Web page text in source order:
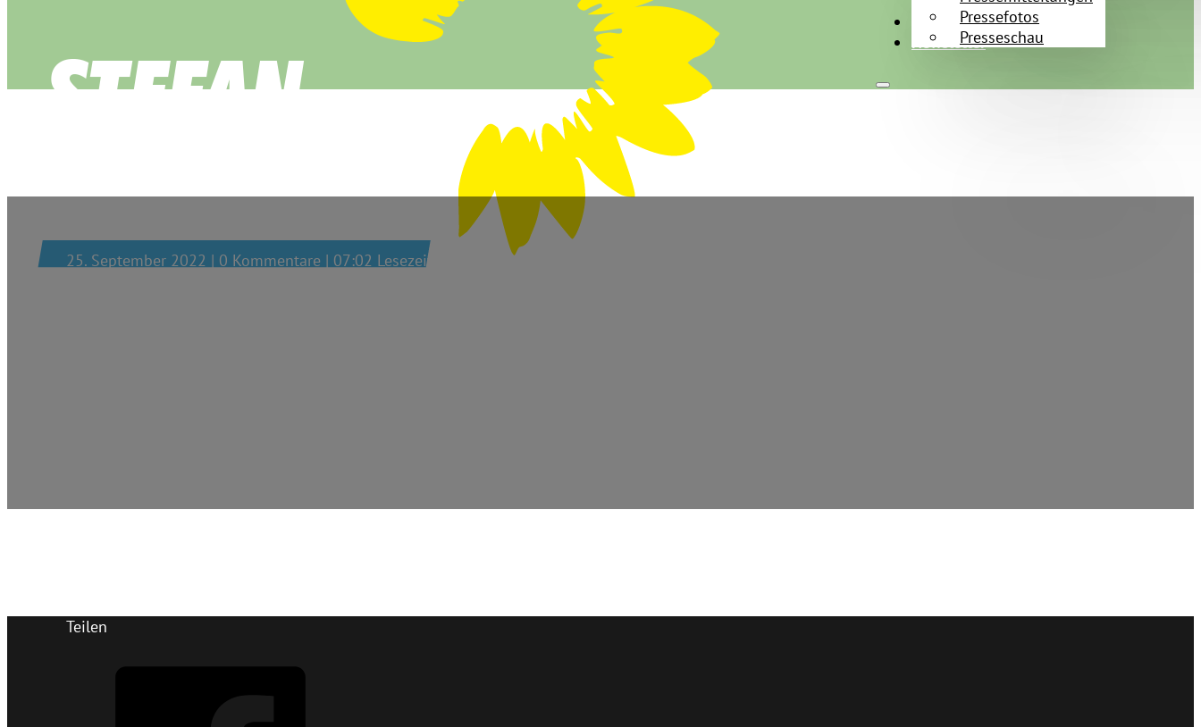
Pressefotos
Presseschau
Kontakt
Newsletter
25. September 2022 | 0 Kommentare | 07:02 Lesezeit
Teilen